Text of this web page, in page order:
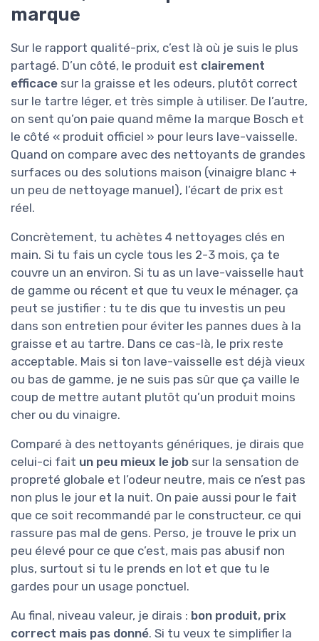
marque
Sur le rapport qualité-prix, c’est là où je suis le plus
partagé. D’un côté, le produit est clairement
efficace sur la graisse et les odeurs, plutôt correct
sur le tartre léger, et très simple à utiliser. De l’autre,
on sent qu’on paie quand même la marque Bosch et
le côté « produit officiel » pour leurs lave-vaisselle.
Quand on compare avec des nettoyants de grandes
surfaces ou des solutions maison (vinaigre blanc +
un peu de nettoyage manuel), l’écart de prix est
réel.
Concrètement, tu achètes 4 nettoyages clés en
main. Si tu fais un cycle tous les 2-3 mois, ça te
couvre un an environ. Si tu as un lave-vaisselle haut
de gamme ou récent et que tu veux le ménager, ça
peut se justifier : tu te dis que tu investis un peu
dans son entretien pour éviter les pannes dues à la
graisse et au tartre. Dans ce cas-là, le prix reste
acceptable. Mais si ton lave-vaisselle est déjà vieux
ou bas de gamme, je ne suis pas sûr que ça vaille le
coup de mettre autant plutôt qu’un produit moins
cher ou du vinaigre.
Comparé à des nettoyants génériques, je dirais que
celui-ci fait un peu mieux le job sur la sensation de
propreté globale et l’odeur neutre, mais ce n’est pas
non plus le jour et la nuit. On paie aussi pour le fait
que ce soit recommandé par le constructeur, ce qui
rassure pas mal de gens. Perso, je trouve le prix un
peu élevé pour ce que c’est, mais pas abusif non
plus, surtout si tu le prends en lot et que tu le
gardes pour un usage ponctuel.
Au final, niveau valeur, je dirais : bon produit, prix
correct mais pas donné. Si tu veux te simplifier la